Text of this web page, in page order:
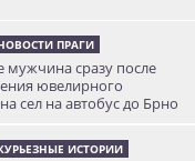
ПРАГИ
мужчина сразу после
ювелирного
сел на автобус до Брно
ИСТОРИИ